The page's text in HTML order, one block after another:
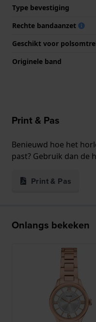
Type bevestiging
Rechte bandaanzet
Geschikt voor
Originele band
Print & Pas
Benieuwd hoe het
past? Gebruik dan de
Print & Pas
Onlangs bekeken